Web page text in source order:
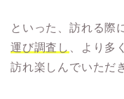
といった、訪れる際
運び調査し
、より多
訪れ楽しんでいただ